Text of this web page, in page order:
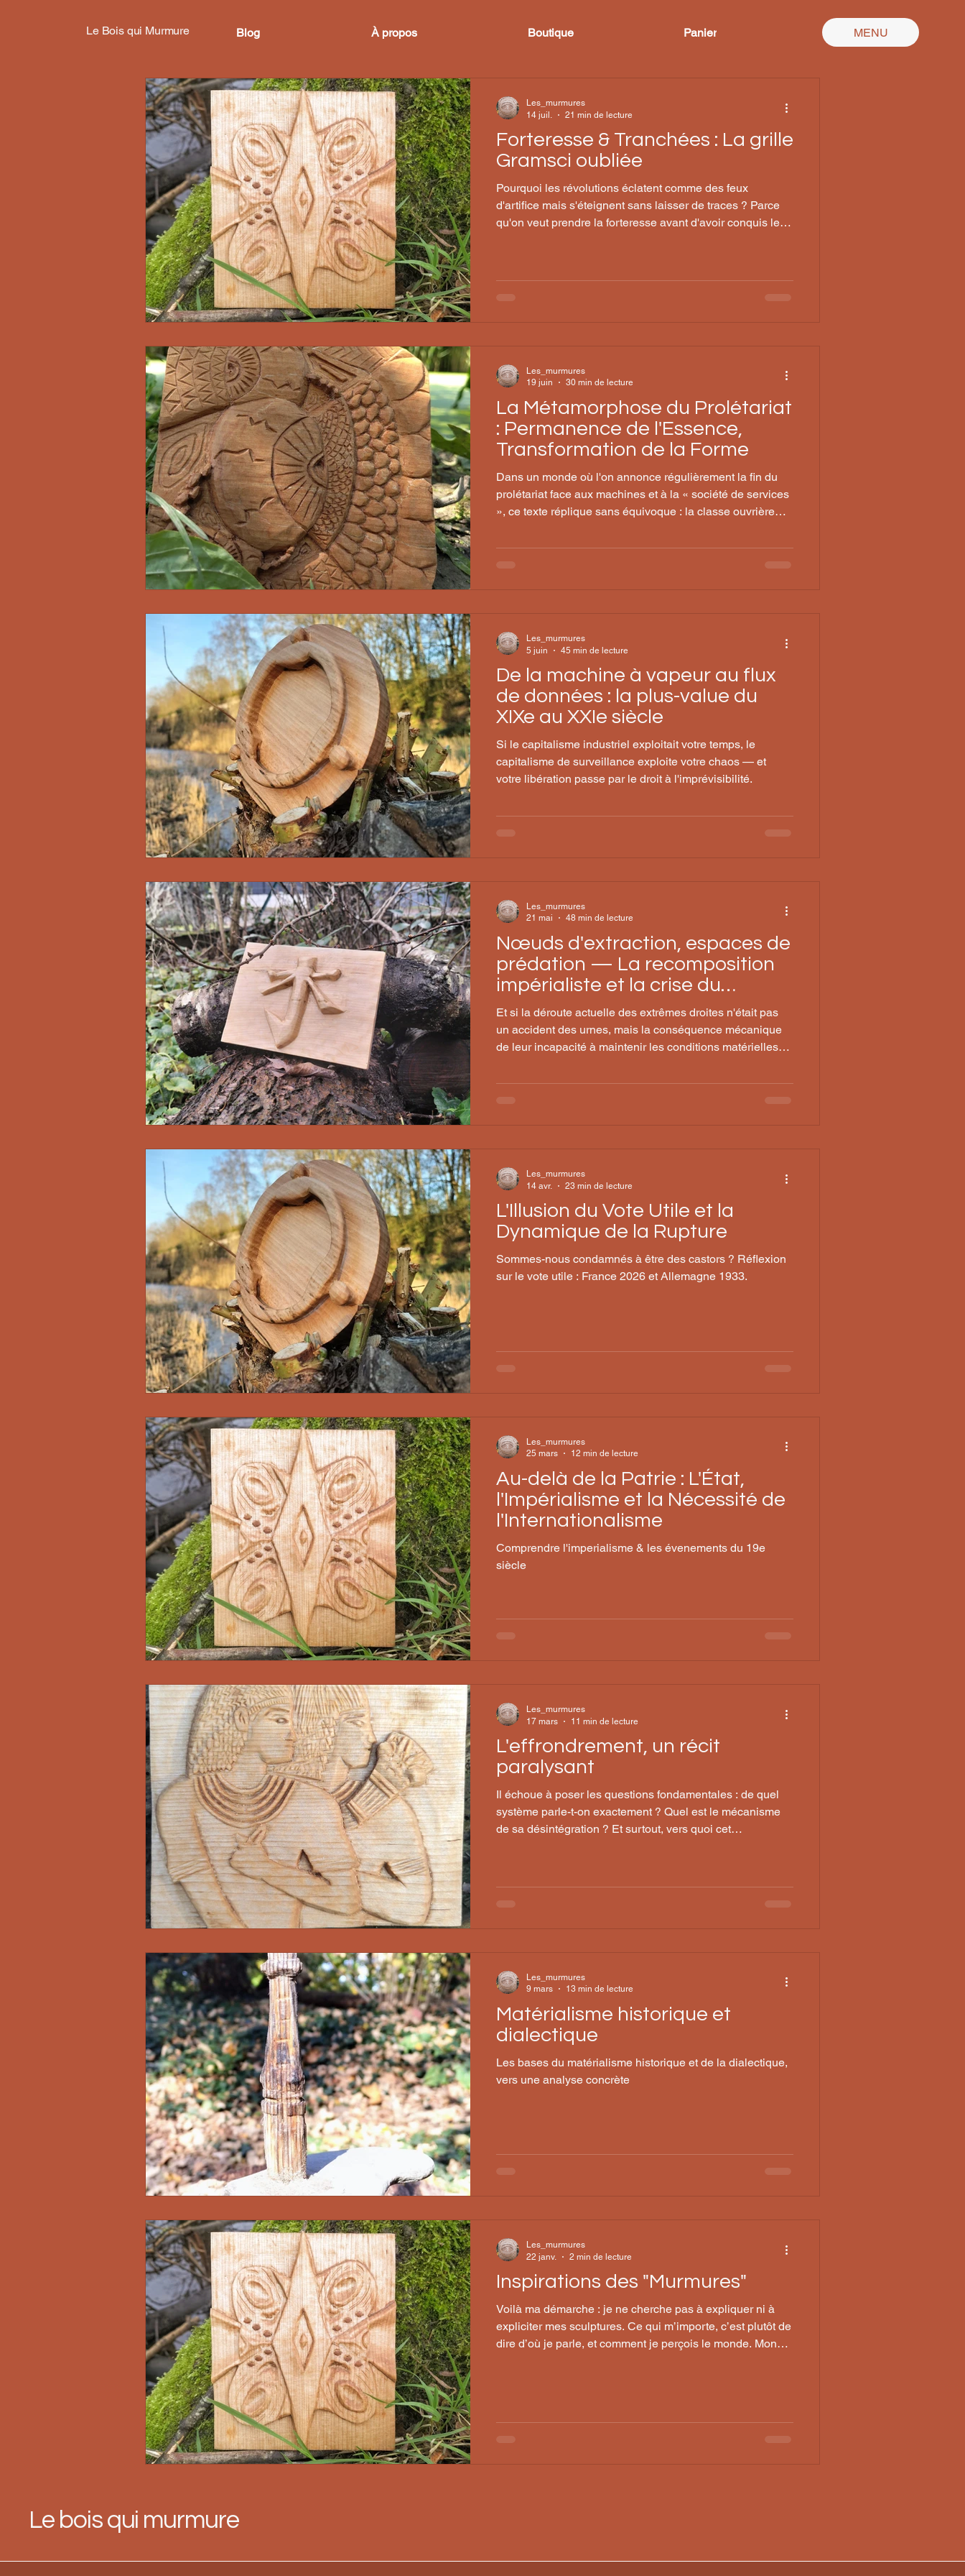
Le Bois qui Murmure Blog À propos Boutique Panier MENU
Forteresse & Tranchées : La grille
Gramsci oubliée
Pourquoi les révolutions éclatent comme des feux
d'artifice mais s'éteignent sans laisser de traces ? Parce
qu'on veut prendre la forteresse avant d'avoir conquis les
classes subalternes. Contrairement à la
Les_murmures
14 juil.
21 min de lecture
La Métamorphose du Prolétariat
: Permanence de l'Essence,
Transformation de la Forme
Dans un monde où l'on annonce régulièrement la fin du
prolétariat face aux machines et à la « société de services
», ce texte réplique sans équivoque : la classe ouvrière
précisément dans cette transformation que se joue le
raisonnement : Matérialisme dialec
Les_murmures
19 juin
30 min de lecture
De la machine à vapeur au flux
de données : la plus-value du
XIXe au XXIe siècle
Si le capitalisme industriel exploitait votre temps, le
capitalisme de surveillance exploite votre chaos — et
votre libération passe par le droit à l'imprévisibilité.
Les_murmures
5 juin
45 min de lecture
Nœuds d'extraction, espaces de
prédation — La recomposition
impérialiste et la crise du
néofascisme
Et si la déroute actuelle des extrêmes droites n'était pas
un accident des urnes, mais la conséquence mécanique
de leur incapacité à maintenir les conditions matérielles
Les_murmures
21 mai
48 min de lecture
L'Illusion du Vote Utile et la
Dynamique de la Rupture
Sommes-nous condamnés à être des castors ? Réflexion
sur le vote utile : France 2026 et Allemagne 1933.
Les_murmures
14 avr.
23 min de lecture
Au-delà de la Patrie : L'État,
l'Impérialisme et la Nécessité de
l'Internationalisme
Comprendre l'imperialisme & les évenements du 19e
siècle
Les_murmures
25 mars
12 min de lecture
L'effrondrement, un récit
paralysant
Il échoue à poser les questions fondamentales : de quel
système parle-t-on exactement ? Quel est le mécanisme
de sa désintégration ? Et surtout, vers quoi cet
Les_murmures
17 mars
11 min de lecture
Matérialisme historique et
dialectique
Les bases du matérialisme historique et de la dialectique,
vers une analyse concrète
Les_murmures
9 mars
13 min de lecture
Inspirations des "Murmures"
Voilà ma démarche : je ne cherche pas à expliquer ni à
expliciter mes sculptures. Ce qui m’importe, c’est plutôt de
dire d’où je parle, et comment je perçois le monde. Mon
Les_murmures
22 janv.
2 min de lecture
Le bois qui murmure